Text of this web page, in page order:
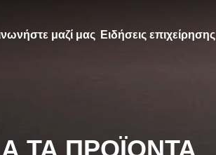
μαζί μας Ειδήσεις επιχείρησης
ΤΑ ΠΡΟΪΌΝΤΑ